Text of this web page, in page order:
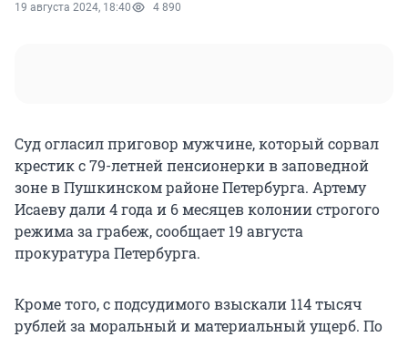
19 августа 2024, 18:40 4 890
Суд огласил приговор мужчине, который сорвал
крестик с 79-летней пенсионерки в заповедной
зоне в Пушкинском районе Петербурга. Артему
Исаеву дали 4 года и 6 месяцев колонии строгого
режима за грабеж, сообщает 19 августа
прокуратура Петербурга.
Кроме того, с подсудимого взыскали 114 тысяч
рублей за моральный и материальный ущерб. По